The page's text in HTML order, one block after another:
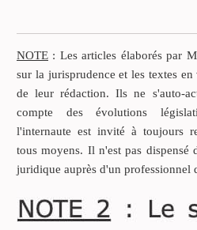
vie …
La mise
projet
précaution.
Car le
en
NOTE : Les articles élaborés par
sur la jurisprudence et les textes
de leur rédaction. Ils ne s'auto-
compte des évolutions
l'internaute est invité à toujours
tous moyens. Il n'est pas dispensé
juridique auprès d'un professionnel